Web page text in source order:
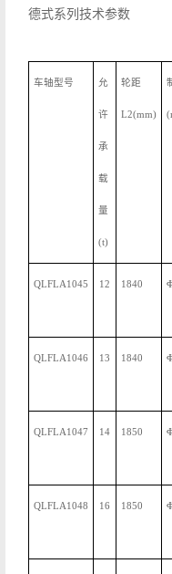
德式系列技术参数
车轴型号 允
许
承
载
量
(t)
轮距
L2(mm)
QLFLA1045 12 1840
QLFLA1046 13 1840
QLFLA1047 14 1850
QLFLA1048 16 1850